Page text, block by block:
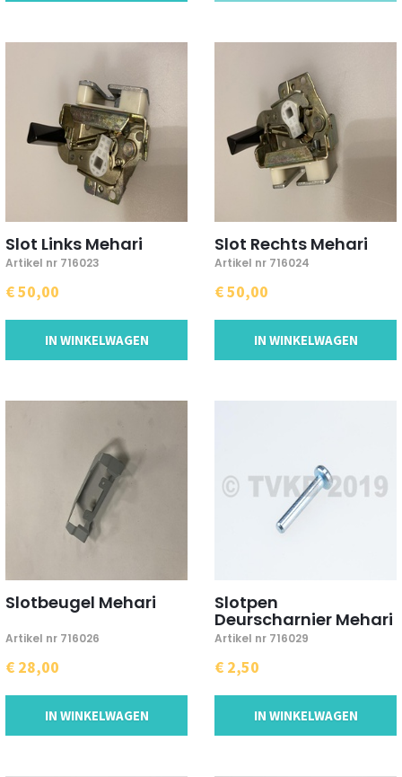
Slot Links Mehari
Artikel nr 716023
€ 50,00
IN WINKELWAGEN
Slot Rechts Mehari
Artikel nr 716024
€ 50,00
IN WINKELWAGEN
Slotbeugel Mehari
Artikel nr 716026
€ 28,00
IN WINKELWAGEN
Slotpen
Deurscharnier Mehari
Artikel nr 716029
€ 2,50
IN WINKELWAGEN